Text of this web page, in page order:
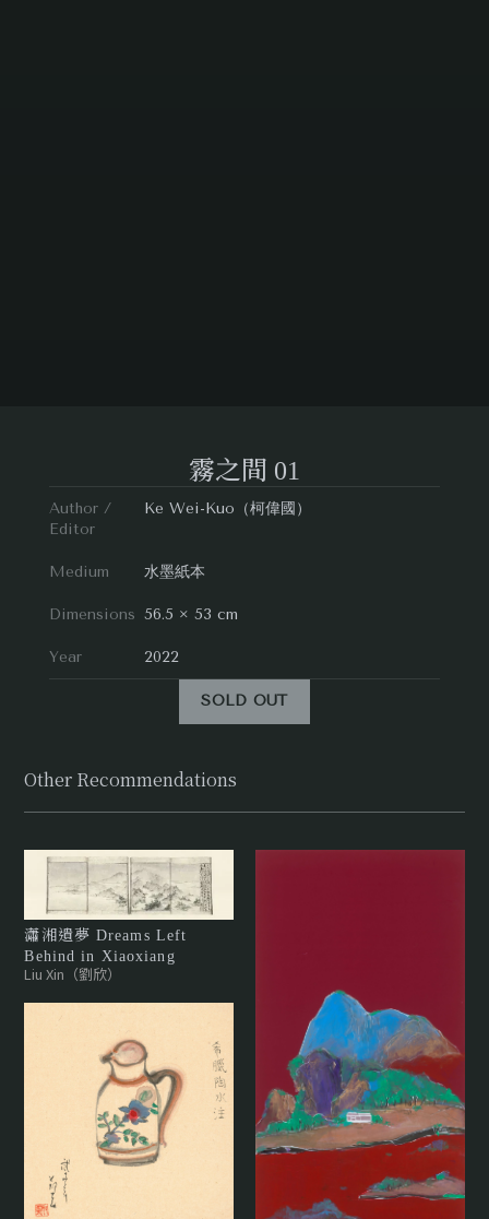
霧之間 01
Author /
Editor
Ke Wei-Kuo（柯偉國）
Medium 水墨紙本
Dimensions 56.5 × 53 cm
Year 2022
SOLD OUT
Other Recommendations
瀟湘遺夢 Dreams Left
Behind in Xiaoxiang
Liu Xin（劉欣）